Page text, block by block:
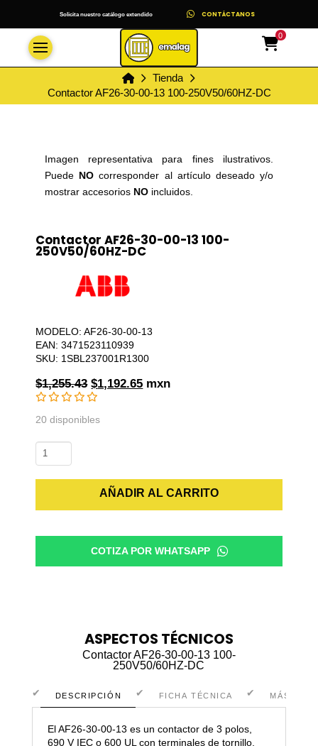
Solicita nuestro catálogo extendido CONTÁCTANOS
0
InicioTienda
Contactor AF26-30-00-13 100-250V50/60HZ-DC
Imagen representativa para fines ilustrativos.
Puede NOcorresponder al artículo deseado y/o
mostrar accesorios NOincluidos.
Contactor AF26-30-00-13 100-
250V50/60HZ-DC
MODELO: AF26-30-00-13
EAN: 3471523110939
SKU: 1SBL237001R1300
$1,255.43 Original
price
was:
$1,192.65Current
mxn
20 disponibles
Contactor
AF26-
30-
13
250V50/60HZ-
AÑADIR AL CARRITO
COTIZA POR WHATSAPP
ASPECTOS TÉCNICOS
Contactor AF26-30-00-13 100-
250V50/60HZ-DC
DESCRIPCIÓN FICHA TÉCNICA MÁS
El AF26-30-00-13 es un contactor de 3 polos,
690 V IEC o 600 UL con terminales de tornillo,